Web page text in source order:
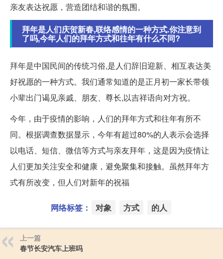
亲友表达祝愿，营造团结和谐的氛围。
拜年是人们庆贺新春,联络感情的一种方式.你注意到
了吗,今年人们的拜年方式和往年有什么不同?
拜年是中国民间的传统习俗,是人们辞旧迎新、相互表达美
好祝愿的一种方式。我们通常知道的是正月初一家长带领
小辈出门谒见亲戚、朋友、尊长,以吉祥语向对方祝。
今年，由于疫情的影响，人们的拜年方式和往年有所不
同。根据调查数据显示，今年有超过80%的人表示会选择
以电话、短信、微信等方式与亲友拜年，这是因为疫情让
人们更加关注安全和健康，避免聚集和接触。虽然拜年方
式有所改变，但人们对新年的祝福
网络标签： 对象 方式 的人
上一篇
春节长安汽车上班吗